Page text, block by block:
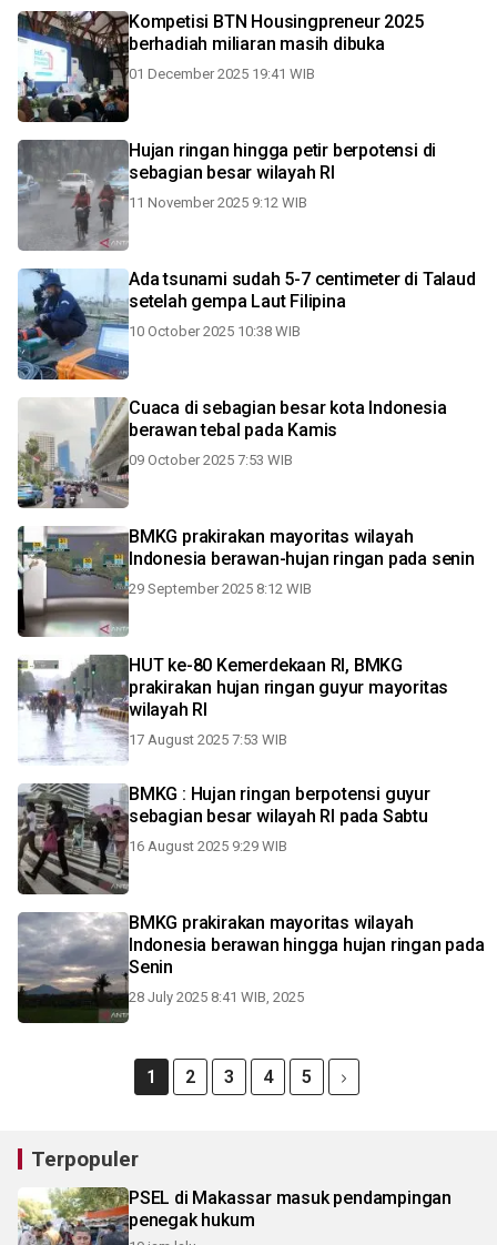
Kompetisi BTN Housingpreneur 2025
berhadiah miliaran masih dibuka
01 December 2025 19:41 WIB
Hujan ringan hingga petir berpotensi di
sebagian besar wilayah RI
11 November 2025 9:12 WIB
Ada tsunami sudah 5-7 centimeter di Talaud
setelah gempa Laut Filipina
10 October 2025 10:38 WIB
Cuaca di sebagian besar kota Indonesia
berawan tebal pada Kamis
09 October 2025 7:53 WIB
BMKG prakirakan mayoritas wilayah
Indonesia berawan-hujan ringan pada senin
29 September 2025 8:12 WIB
HUT ke-80 Kemerdekaan RI, BMKG
prakirakan hujan ringan guyur mayoritas
wilayah RI
17 August 2025 7:53 WIB
BMKG : Hujan ringan berpotensi guyur
sebagian besar wilayah RI pada Sabtu
16 August 2025 9:29 WIB
BMKG prakirakan mayoritas wilayah
Indonesia berawan hingga hujan ringan pada
Senin
28 July 2025 8:41 WIB, 2025
1 2 3 4 5
Terpopuler
PSEL di Makassar masuk pendampingan
penegak hukum